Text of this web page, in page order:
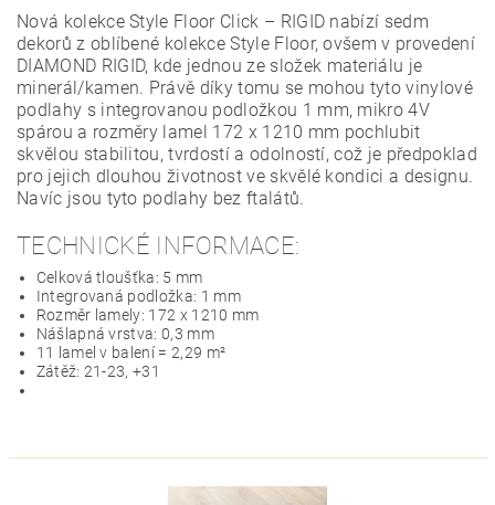
Nová kolekce Style Floor Click – RIGID nabízí sedm
dekorů z oblíbené kolekce Style Floor, ovšem v provedení
DIAMOND RIGID, kde jednou ze složek materiálu je
minerál/kamen. Právě díky tomu se mohou tyto vinylové
podlahy s integrovanou podložkou 1 mm, mikro 4V
spárou a rozměry lamel 172 x 1210 mm pochlubit
skvělou stabilitou, tvrdostí a odolností, což je předpoklad
pro jejich dlouhou životnost ve skvělé kondici a designu.
Navíc jsou tyto podlahy bez ftalátů.
TECHNICKÉ INFORMACE:
Celková tloušťka: 5 mm
Integrovaná podložka: 1 mm
Rozměr lamely: 172 x 1210 mm
Nášlapná vrstva: 0,3 mm
11 lamel v balení = 2,29 m²
Zátěž: 21-23, +31